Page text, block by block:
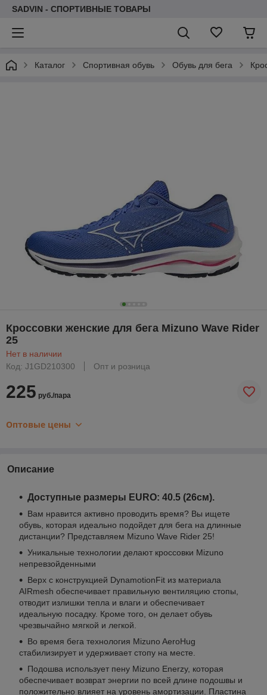
SADVIN - СПОРТИВНЫЕ ТОВАРЫ
Каталог Спортивная обувь Обувь для бега
Кроссовки женские для бега Mizuno Wave Rider
25
Нет в наличии
Код: J1GD210300
Опт и розница
225 руб./пара
Оптовые цены
Описание
Доступные размеры EURO: 40.5 (26см).
Вам нравится активно проводить время? Вы ищете
обувь, которая идеально подойдет для бега на длинные
дистанции? Представляем Mizuno Wave Rider 25!
Уникальные технологии делают кроссовки Mizuno
непревзойденными
Верх с конструкцией DynamotionFit из материала
AIRmesh обеспечивает правильную вентиляцию стопы,
отводит излишки тепла и влаги и обеспечивает
идеальную посадку. Кроме того, он делает обувь
чрезвычайно мягкой и легкой.
Во время бега технология Mizuno AeroHug
стабилизирует и удерживает стопу на месте.
Подошва использует пену Mizuno Enerzy, которая
обеспечивает возврат энергии по всей длине подошвы и
положительно влияет на уровень амортизации. Пластина